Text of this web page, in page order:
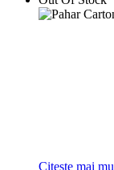
Citește mai